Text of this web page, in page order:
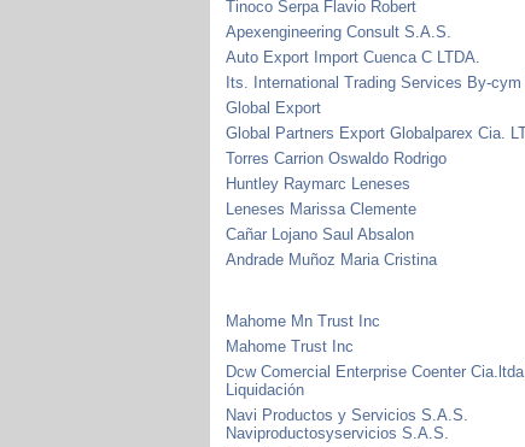
Tinoco Serpa Flavio Robert
Apexengineering Consult S.A.S.
Auto Export Import Cuenca C LTDA.
Its. International Trading Services By-cym
Global Export
Global Partners Export Globalparex Cia.
Torres Carrion Oswaldo Rodrigo
Huntley Raymarc Leneses
Leneses Marissa Clemente
Cañar Lojano Saul Absalon
Andrade Muñoz Maria Cristina
Mahome Mn Trust Inc
Mahome Trust Inc
Dcw Comercial Enterprise Coenter
Liquidación
Navi Productos y Servicios S.A.S.
Naviproductosyservicios S.A.S.